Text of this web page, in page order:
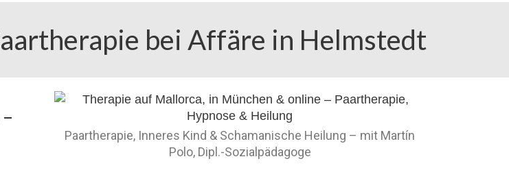
bei Affäre in Helmstedt
Paartherapie, Inneres Kind & Schamanische Heilung – mit Martín
Polo, Dipl.-Sozialpädagoge